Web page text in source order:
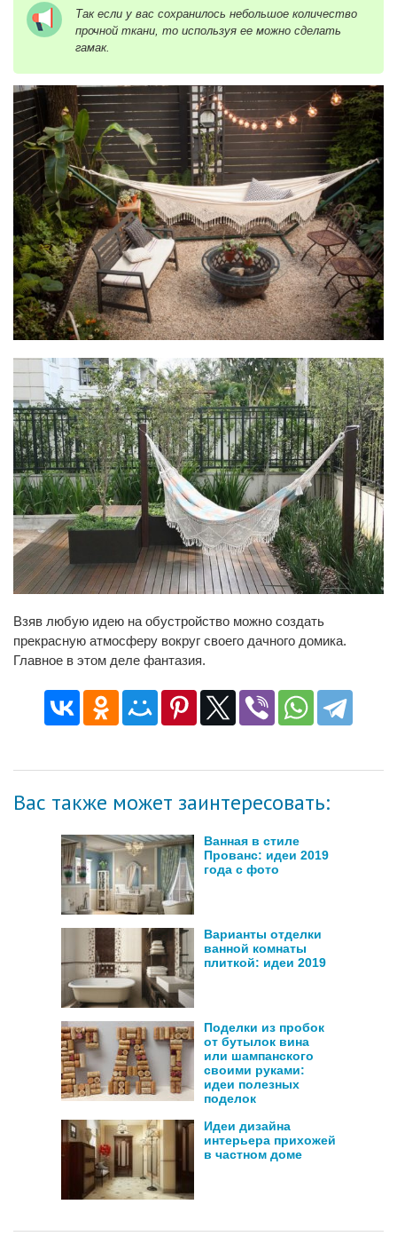
Так если у вас сохранилось небольшое количество
прочной ткани, то используя ее можно сделать
гамак.
Взяв любую идею на обустройство можно создать
прекрасную атмосферу вокруг своего дачного домика.
Главное в этом деле фантазия.
Вас также может заинтересовать:
Ванная в стиле
Прованс: идеи 2019
года с фото
Варианты отделки
ванной комнаты
плиткой: идеи 2019
Поделки из пробок
от бутылок вина
или шампанского
своими руками:
идеи полезных
поделок
Идеи дизайна
интерьера прихожей
в частном доме